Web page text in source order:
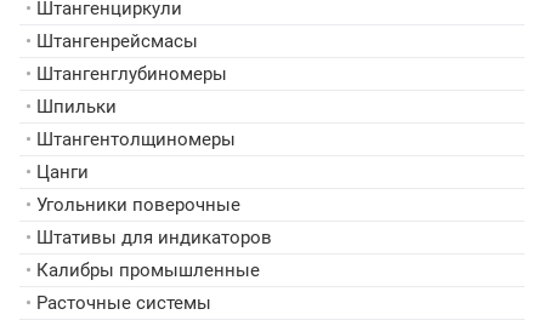
• Штангенциркули
• Штангенрейсмасы
• Штангенглубиномеры
• Шпильки
• Штангентолщиномеры
• Цанги
• Угольники поверочные
• Штативы для индикаторов
• Калибры промышленные
• Расточные системы